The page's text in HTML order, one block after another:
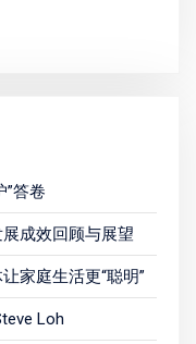
”答卷
成效回顾与展望
家庭生活更“聪明”
Loh